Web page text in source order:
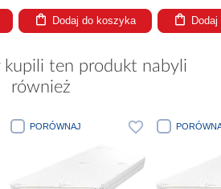
Dodaj do koszyka
kupili ten produkt nabyli
również
PORÓWNAJ